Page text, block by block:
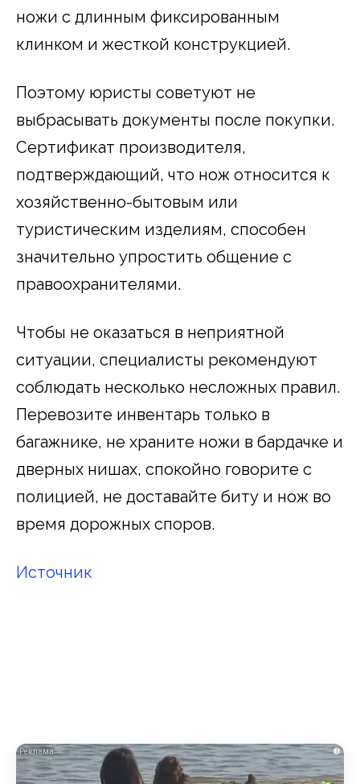
ножи с длинным фиксированным
клинком и жесткой конструкцией.
Поэтому юристы советуют не
выбрасывать документы после покупки.
Сертификат производителя,
подтверждающий, что нож относится к
хозяйственно-бытовым или
туристическим изделиям, способен
значительно упростить общение с
правоохранителями.
Чтобы не оказаться в неприятной
ситуации, специалисты рекомендуют
соблюдать несколько несложных правил.
Перевозите инвентарь только в
багажнике, не храните ножи в бардачке и
дверных нишах, спокойно говорите с
полицией, не доставайте биту и нож во
время дорожных споров.
Источник
i